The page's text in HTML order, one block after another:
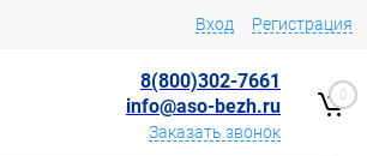
Вход Регистрация
8(800)302-7661
info@aso-bezh.ru
Заказать звонок
0